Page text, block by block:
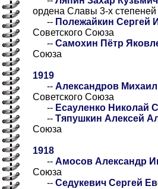
ордена Славы 3-х степеней
-- Полежайкин Сергей
Советского Союза
-- Самохин Пётр
Союза
1919
-- Александров
Советского Союза
-- Есауленко Николай
-- Тяпушкин Алексей
Союза
1918
-- Амосов Александр
Союза
-- Седукевич Сергей